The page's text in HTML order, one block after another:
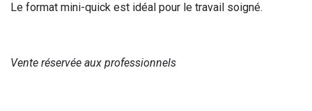
Le format mini-quick est idéal pour le travail soigné.
Vente réservée aux professionnels